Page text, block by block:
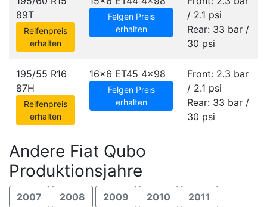
89T
Reifenpreis
erhalten
Felgen Preis
erhalten
/ 2.1 psi
Rear: 33 bar /
30 psi
195/55 R16
87H
Reifenpreis
erhalten
16x6 ET45 4x98
Felgen Preis
erhalten
Front: 2.3 bar
/ 2.1 psi
Rear: 33 bar /
30 psi
Andere Fiat Qubo
Produktionsjahre
2007 2008 2009 2010 2011